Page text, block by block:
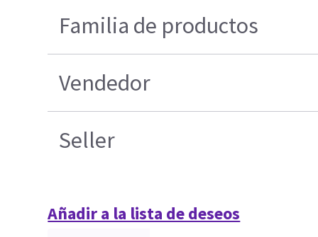
Familia de productos
Vendedor
Seller
Añadir a la lista de deseos